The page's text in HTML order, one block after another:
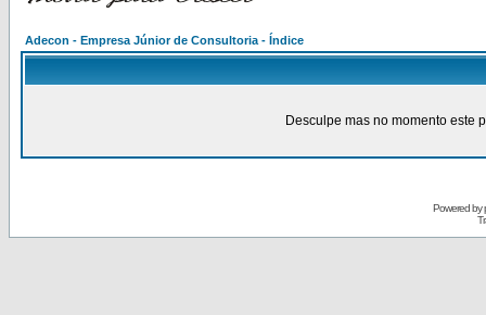
Adecon - Empresa Júnior de Consultoria - Índice
Desculpe mas no momento este
Powered by